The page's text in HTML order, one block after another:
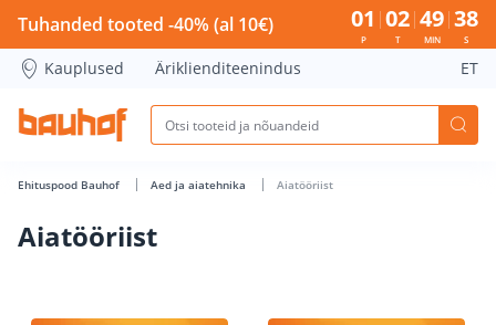
Aiatööriist - Bauhof has loaded
Tuhanded tooted -40% (al 10€) 01
P
02
T
49
MIN
38
S
Kauplused Äriklienditeenindus ET
Ehituspood Bauhof Aed ja aiatehnika Aiatööriist
Aiatööriist